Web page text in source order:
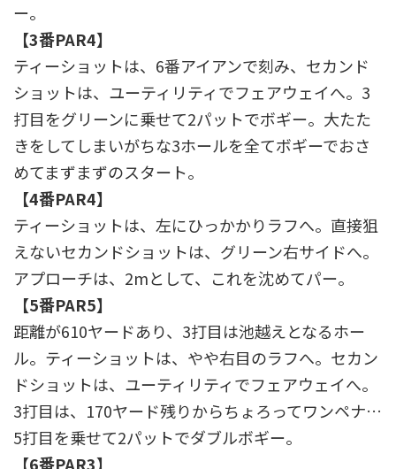
ー。
【3番PAR4】
ティーショットは、6番アイアンで刻み、セカンド
ショットは、ユーティリティでフェアウェイへ。3
打目をグリーンに乗せて2パットでボギー。大たた
きをしてしまいがちな3ホールを全てボギーでおさ
めてまずまずのスタート。
【4番PAR4】
ティーショットは、左にひっかかりラフへ。直接狙
えないセカンドショットは、グリーン右サイドへ。
アプローチは、2mとして、これを沈めてパー。
【5番PAR5】
距離が610ヤードあり、3打目は池越えとなるホー
ル。ティーショットは、やや右目のラフへ。セカン
ドショットは、ユーティリティでフェアウェイへ。
3打目は、170ヤード残りからちょろってワンペナ…
5打目を乗せて2パットでダブルボギー。
【6番PAR3】